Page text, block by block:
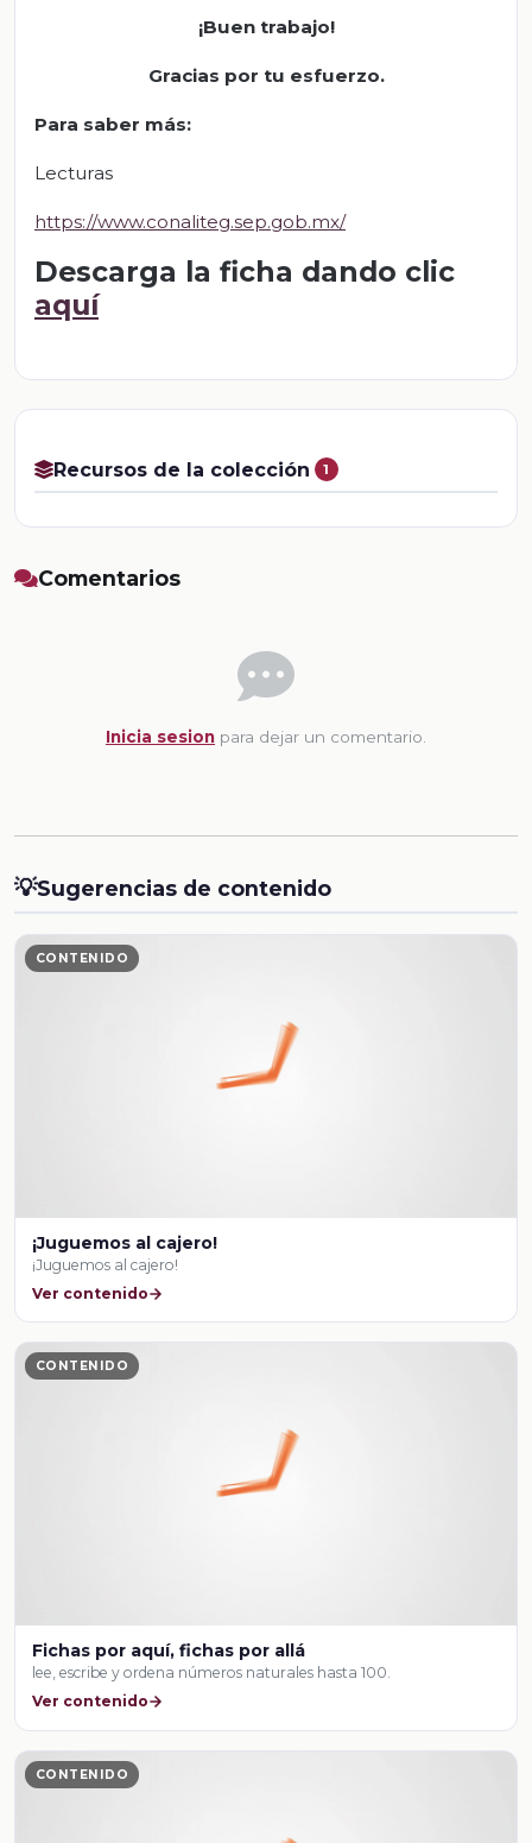
¡Buen trabajo!
Gracias por tu esfuerzo.
Para saber más:
Lecturas
https://www.conaliteg.sep.gob.mx/
Descarga la ficha dando clic
aquí
Recursos de la colección 1
Comentarios
Inicia sesion para dejar un comentario.
💡Sugerencias de contenido
CONTENIDO
¡Juguemos al cajero!
¡Juguemos al cajero!
Ver contenido
CONTENIDO
Fichas por aquí, fichas por allá
lee, escribe y ordena números naturales hasta 100.
Ver contenido
CONTENIDO